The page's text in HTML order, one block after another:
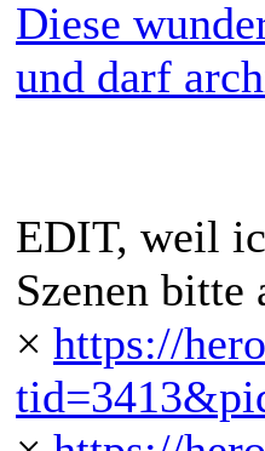
Diese
und darf
EDIT, weil
Szenen bitte
× https://